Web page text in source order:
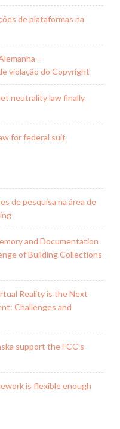
de plataformas na
–
violação do Copyright
neutrality law finally
for federal suit
de pesquisa na área de
and Documentation
of Building Collections
Reality is the Next
Challenges and
support the FCC’s
is flexible enough